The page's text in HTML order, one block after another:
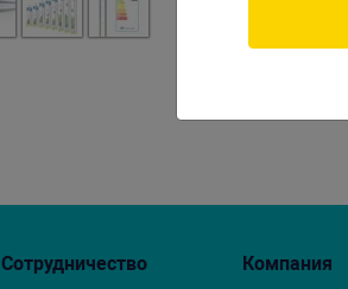
Сотрудничество
Компания